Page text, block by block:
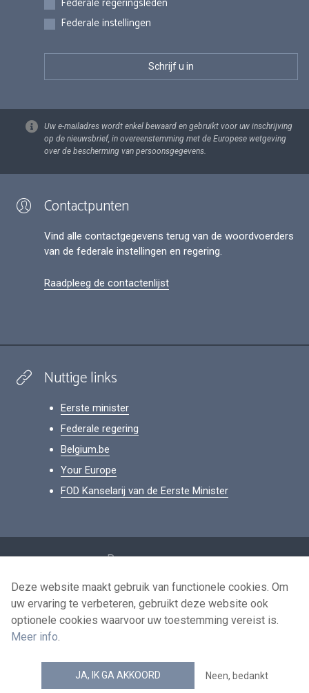
Federale instellingen
Uw e-mailadres wordt enkel bewaard en gebruikt voor uw inschrijving
op de nieuwsbrief, in overeenstemming met de Europese wetgeving
over de bescherming van persoonsgegevens.
Contactpunten
Vind alle contactgegevens terug van de woordvoerders
van de federale instellingen en regering.
Raadpleeg de contactenlijst
Nuttige links
Eerste minister
Federale regering
Belgium.be
Your Europe
FOD Kanselarij van de Eerste Minister
Persoonsgegevens
Voorwaarden voor het hergebruik
Contacteer ons
news.belgium RSS feed
Deze website maakt gebruik van functionele cookies. Om
uw ervaring te verbeteren, gebruikt deze website ook
optionele cookies waarvoor uw toestemming vereist is.
Meer info.
JA, IK GA AKKOORD Neen, bedankt